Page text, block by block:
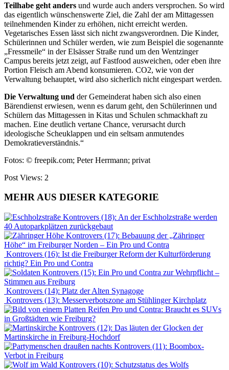
Teilhabe geht anders und wurde auch anders versprochen. So wird
das eigentlich wünschenswerte Ziel, die Zahl der am Mittagessen
teilnehmenden Kinder zu erhöhen, nicht erreicht werden.
Vegetarisches Essen lässt sich nicht zwangsverordnen. Die Kinder,
Schülerinnen und Schüler werden, wie zum Beispiel die sogenannte
„Fressmeile“ in der Elsässer Straße rund um den Wentzinger
Campus bereits jetzt zeigt, auf Fastfood ausweichen, oder eben ihre
Portion Fleisch am Abend konsumieren. CO2, wie von der
Verwaltung behauptet, wird also sicherlich nicht eingespart werden.
Die Verwaltung und der Gemeinderat haben sich also einen
Bärendienst erwiesen, wenn es darum geht, den Schülerinnen und
Schülern das Mittagessen in Kitas und Schulen schmackhaft zu
machen. Eine deutlich vertane Chance, verursacht durch
ideologische Scheuklappen und ein seltsam anmutendes
Demokratieverständnis.“
Fotos: © freepik.com; Peter Herrmann; privat
Post Views: 2
MEHR AUS DIESER KATEGORIE
Kontrovers (18): An der Eschholzstraße werden
40 Autoparkplätzen zurückgebaut
Kontrovers (17): Bebauung der „Zähringer
Höhe“ im Freiburger Norden – Ein Pro und Contra
Kontrovers (16): Ist die Freiburger Reform der Kulturförderung
richtig? Ein Pro und Contra
Kontrovers (15): Ein Pro und Contra zur Wehrpflicht –
Stimmen aus Freiburg
Kontrovers (14): Platz der Alten Synagoge
Kontrovers (13): Messerverbotszone am Stühlinger Kirchplatz
Pro und Contra: Braucht es SUVs
in Großtädten wie Freiburg?
Kontrovers (12): Das läuten der Glocken der
Martinskirche in Freiburg-Hochdorf
Kontrovers (11): Boombox-
Verbot in Freiburg
Kontrovers (10): Schutzstatus des Wolfs